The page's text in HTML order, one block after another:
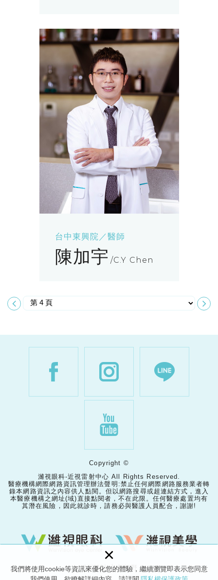
我們將使用cookie等資訊來優化您的體驗，繼續瀏覽即表示您同意
×
台中東興院／醫師
陳加宇 C.Y Chen
Copyright ©
濰視眼科-近視雷射中心 All Rights Reserved.
醫療機構網際網路資訊管理辦法聲明:禁止任何網際網路服務業者轉
錄本網路資訊之內容供人點閱。但以網路搜尋或超連結方式，進入
本醫療機構之網址(域)直接點閱者，不在此限。任何醫療處置均有
其潛在風險，因此就診時，請務必與醫護人員配合，謝謝!
網頁設計 │ 新視野